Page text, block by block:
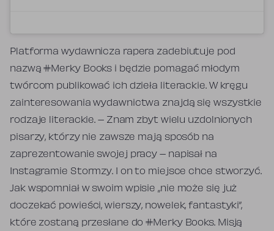
Platforma wydawnicza rapera zadebiutuje pod
nazwą #Merky Books i będzie pomagać młodym
twórcom publikować ich dzieła literackie. W kręgu
zainteresowania wydawnictwa znajdą się wszystkie
rodzaje literackie. – Znam zbyt wielu uzdolnionych
pisarzy, którzy nie zawsze mają sposób na
zaprezentowanie swojej pracy – napisał na
Instagramie Stormzy. I on to miejsce chce stworzyć.
Jak wspomniał w swoim wpisie „nie może się już
doczekać powieści, wierszy, nowelek, fantastyki”,
które zostaną przesłane do #Merky Books. Misją